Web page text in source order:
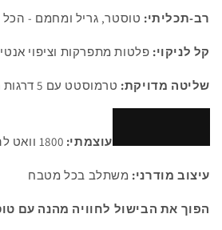
רב-תכליתי: טוסטר, גריל ומחמם -
קל לניקוי: פלטות מתפרקות וציפוי
שליטה מדויקת: טרמוסטט עם 5 דרגות חום
עוצמתי:
עיצוב מודרני: משתלב בכל מטבח
הפוך את הבישול לחוויה מהנה עם